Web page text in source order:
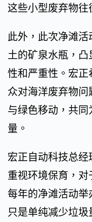
这些小型废弃物往
此外，此次净滩
土的矿泉水瓶，
性和严重性。宏
众对海洋废弃物
与绿色移动，共
量。
宏正自动科技总
重视环境保育，对
每年的净滩活动
只是单纯减少垃